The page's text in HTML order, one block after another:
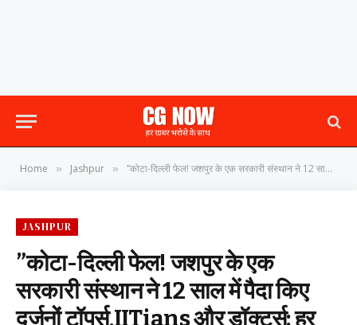
Home » Jashpur » ​”कोटा-दिल्ली फेल! जशपुर के एक सरकारी संस्थान ने 12 साल में पैदा किए दर्जनों टॉपर्स,IITians और डॉक्टर्स; हर जगह वनांचल के बच्चों का दबदबा; देखिए चमत्कारी आंकड़े!”
JASHPUR
​”कोटा-दिल्ली फेल! जशपुर के एक
सरकारी संस्थान ने 12 साल में पैदा किए
दर्जनों टॉपर्स,IITians और डॉक्टर्स; हर